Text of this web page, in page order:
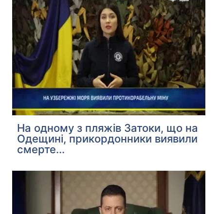
На одному з пляжів Затоки, що на
Одещині, прикордонники виявили
смерте...